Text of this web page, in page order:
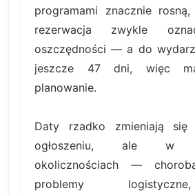
programami znacznie
rezerwacja zwykle
oszczędności — a do
jeszcze 47 dni, więc
planowanie.
Daty rzadko zmieniają się
ogłoszeniu, ale w
okolicznościach —
problemy